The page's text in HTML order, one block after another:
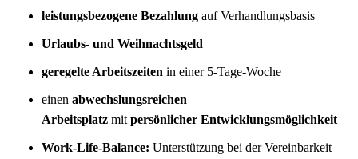
leistungsbezogene Bezahlungauf Verhandlungsbasis
Urlaubs- und Weihnachtsgeld
geregelte Arbeitszeiten in einer 5-Tage-Woche
einenabwechslungsreichen
Arbeitsplatz mitpersönlicher Entwicklungsmöglichkeit
Work-Life-Balance: Unterstützung bei der Vereinbarkeit